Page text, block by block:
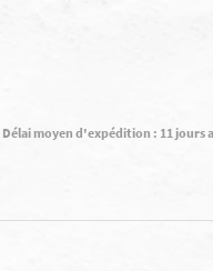
moyen d'expédition : 11 jours